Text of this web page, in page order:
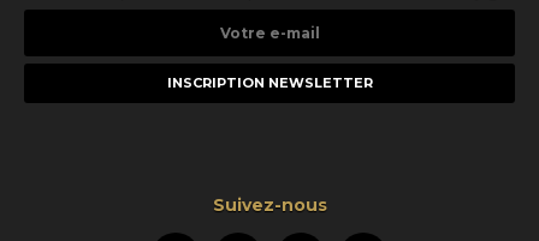
e-
Suivez-nous